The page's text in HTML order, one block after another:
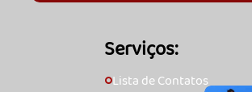
Serviços:
🞇Lista de Contatos